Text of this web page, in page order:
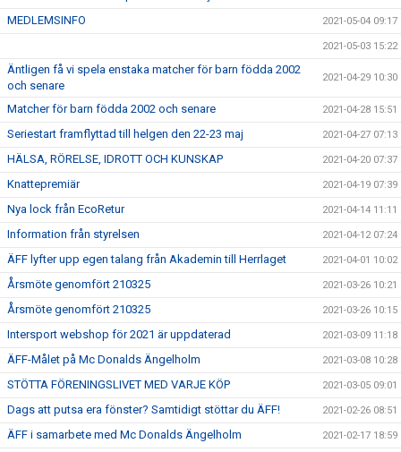
MEDLEMSINFO 2021-05-04 09:17
2021-05-03 15:22
Äntligen få vi spela enstaka matcher för barn födda 2002
och senare
2021-04-29 10:30
Matcher för barn födda 2002 och senare 2021-04-28 15:51
Seriestart framflyttad till helgen den 22-23 maj 2021-04-27 07:13
HÄLSA, RÖRELSE, IDROTT OCH KUNSKAP 2021-04-20 07:37
Knattepremiär 2021-04-19 07:39
Nya lock från EcoRetur 2021-04-14 11:11
Information från styrelsen 2021-04-12 07:24
ÄFF lyfter upp egen talang från Akademin till Herrlaget 2021-04-01 10:02
Årsmöte genomfört 210325 2021-03-26 10:21
Årsmöte genomfört 210325 2021-03-26 10:15
Intersport webshop för 2021 är uppdaterad 2021-03-09 11:18
ÄFF-Målet på Mc Donalds Ängelholm 2021-03-08 10:28
STÖTTA FÖRENINGSLIVET MED VARJE KÖP 2021-03-05 09:01
Dags att putsa era fönster? Samtidigt stöttar du ÄFF! 2021-02-26 08:51
ÄFF i samarbete med Mc Donalds Ängelholm 2021-02-17 18:59